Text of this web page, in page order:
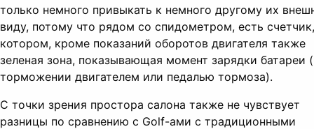
только немного привыкать к немного другому их
виду, потому что рядом со спидометром, есть
котором, кроме показаний оборотов двигателя также
зеленая зона, показывающая момент зарядки батареи
торможении двигателем или педалью тормоза).
С точки зрения простора салона также не чувствует
разницы по сравнению с Golf-ами с традиционными